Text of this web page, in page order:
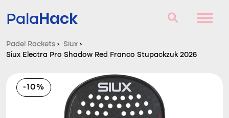
PalaHack
Padel Rackets
Vragen en antwoorden
Vergelijker
Padel Rackets › Siux ›
Siux Electra Pro Shadow Red Franco Stupackzuk 2026
-10%